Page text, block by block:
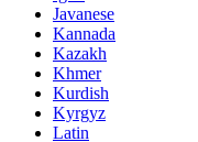
Javanese
Kannada
Kazakh
Khmer
Kurdish
Kyrgyz
Latin